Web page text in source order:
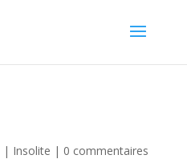
| Insolite | 0 commentaires